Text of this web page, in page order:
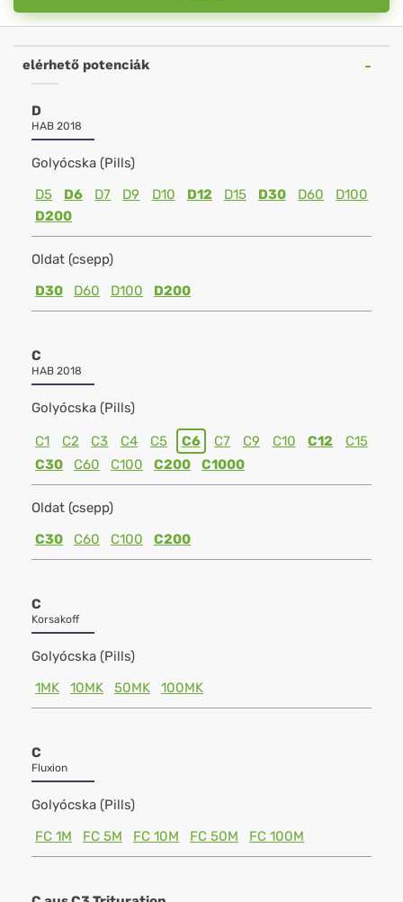
elérhető potenciák
D
HAB 2018
Golyócska (Pills)
D5
D6 D7 D9 D10 D12 D15 D30 D60
D100
D200
Oldat (csepp)
D30
D60 D100 D200
C
HAB 2018
Golyócska (Pills)
C1 C2 C3 C4 C5 C6 C7 C9 C10 C12
C15
C30
C60 C100 C200 C1000
Oldat (csepp)
C30
C60 C100 C200
C
Korsakoff
Golyócska (Pills)
1MK
10MK 50MK 100MK
C
Fluxion
Golyócska (Pills)
FC 1M
FC 5M FC 10M FC 50M FC 100M